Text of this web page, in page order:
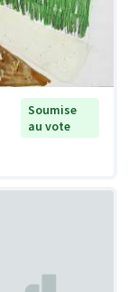
Soumise
au vote